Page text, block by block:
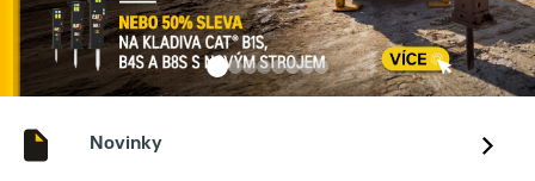
Novinky